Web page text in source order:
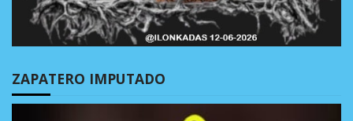
ZAPATERO IMPUTADO